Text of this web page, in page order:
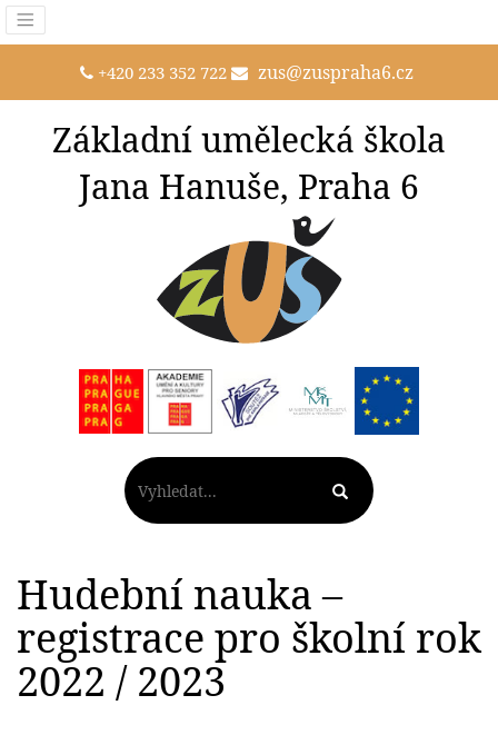
+420 233 352 722 zus@zuspraha6.cz
Základní umělecká škola
Jana Hanuše, Praha 6
Hudební nauka –
registrace pro školní rok
2022 / 2023